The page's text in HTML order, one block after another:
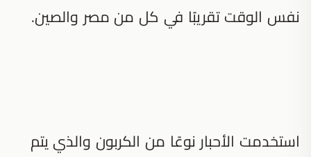
نفس الوقت تقريبًا في كل من مصر والصين.
استخدمت الأحبار نوعًا من الكربون والذي يتم